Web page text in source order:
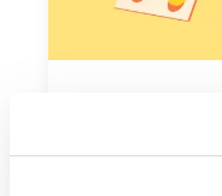
적절한 패키지